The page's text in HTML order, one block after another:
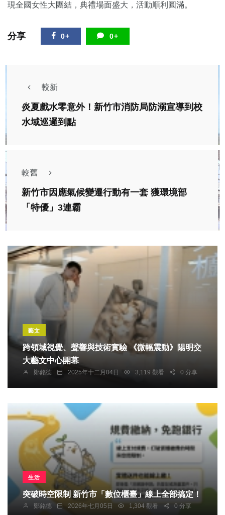
現全國女性大團結，典禮場面盛大，活動順利圓滿。
分享 0+ 0+
較新
炎夏戲水零意外！新竹市消防局防溺宣導到校
水域巡邏到點
較舊
新竹市因應氣候變遷行動有一套 獲環境部
「特優」3連霸
藝文
跨領域視覺、聲響與技術實驗 《微幅震動》陽明交
大藝文中心開幕
鄭銘德 2025年十二月04日 3,119 觀看 0 分享
生活
突破時空限制 新竹市「數位櫃臺」線上全部搞定！
鄭銘德 2026年七月05日 1,304 觀看 0 分享